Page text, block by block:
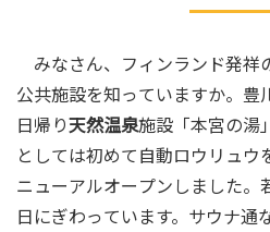
みなさん、フィンランド発祥
公共施設を知っていますか。豊
日帰り天然温泉施設「本宮の湯
としては初めて自動ロウリュウ
ニューアルオープンしました。
日にぎわっています。サウナ通